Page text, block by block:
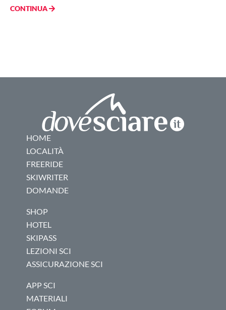
CONTINUA
HOME
LOCALITÀ
FREERIDE
SKIWRITER
DOMANDE
SHOP
HOTEL
SKIPASS
LEZIONI SCI
ASSICURAZIONE SCI
APP SCI
MATERIALI